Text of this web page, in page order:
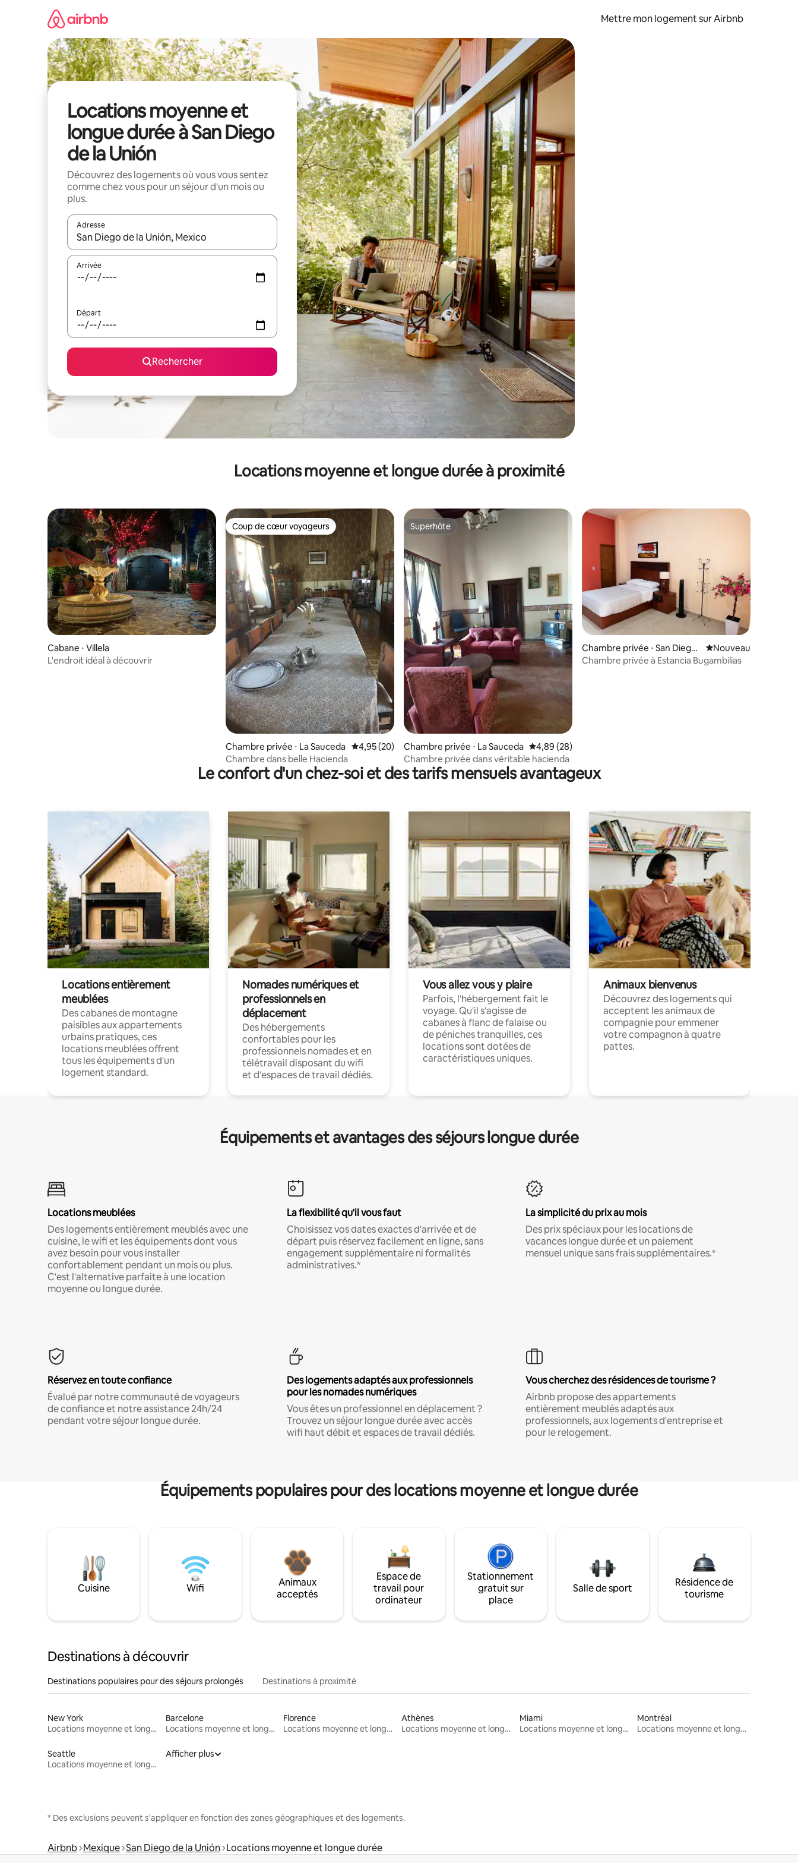
Mettre mon logement sur Airbnb
Locations moyenne et
longue durée à San Diego
de la Unión
Découvrez des logements où vous vous sentez
comme chez vous pour un séjour d'un mois ou
plus.
Adresse
Lorsque les résultats s'affichent, utilisez les flèches vers le haut et vers le bas pour les parcourir ou en appuyant et en faisant glisser.
Arrivée
Départ
Rechercher
Locations moyenne et longue durée à proximité
Cabane ⋅ Villela
L'endroit idéal à découvrir
Coup de cœur voyageurs
Coup de cœur voyageurs
Chambre privée ⋅ La Sauceda Évaluation moyenne sur la base de 20 commentaires : 4,95 sur 5
4,95 (20)
Chambre dans belle Hacienda
Superhôte
Superhôte
Chambre privée ⋅ La Sauceda Évaluation moyenne sur la base de 28 commentaires : 4,89 sur 5
4,89 (28)
Chambre privée dans véritable hacienda
Chambre privée ⋅ San Diego
de la Unión
Nouvel hébergement
Nouveau
Chambre privée à Estancia Bugambilias
Le confort d'un chez-soi et des tarifs mensuels avantageux
Locations entièrement
meublées
Des cabanes de montagne
paisibles aux appartements
urbains pratiques, ces
locations meublées offrent
tous les équipements d'un
logement standard.
Nomades numériques et
professionnels en
déplacement
Des hébergements
confortables pour les
professionnels nomades et en
télétravail disposant du wifi
et d'espaces de travail dédiés.
Vous allez vous y plaire
Parfois, l'hébergement fait le
voyage. Qu'il s'agisse de
cabanes à flanc de falaise ou
de péniches tranquilles, ces
locations sont dotées de
caractéristiques uniques.
Animaux bienvenus
Découvrez des logements qui
acceptent les animaux de
compagnie pour emmener
votre compagnon à quatre
pattes.
Équipements et avantages des séjours longue durée
Locations meublées
Des logements entièrement meublés avec une
cuisine, le wifi et les équipements dont vous
avez besoin pour vous installer
confortablement pendant un mois ou plus.
C'est l'alternative parfaite à une location
moyenne ou longue durée.
La flexibilité qu'il vous faut
Choisissez vos dates exactes d'arrivée et de
départ puis réservez facilement en ligne, sans
engagement supplémentaire ni formalités
administratives.*
La simplicité du prix au mois
Des prix spéciaux pour les locations de
vacances longue durée et un paiement
mensuel unique sans frais supplémentaires.*
Réservez en toute confiance
Évalué par notre communauté de voyageurs
de confiance et notre assistance 24h/24
pendant votre séjour longue durée.
Des logements adaptés aux professionnels
pour les nomades numériques
Vous êtes un professionnel en déplacement ?
Trouvez un séjour longue durée avec accès
wifi haut débit et espaces de travail dédiés.
Vous cherchez des résidences de tourisme ?
Airbnb propose des appartements
entièrement meublés adaptés aux
professionnels, aux logements d'entreprise et
pour le relogement.
Équipements populaires pour des locations moyenne et longue durée
Cuisine Wifi
Animaux
acceptés
Espace de
travail pour
ordinateur
Stationnement
gratuit sur
place
Salle de sport
Résidence de
tourisme
Destinations à découvrir
Destinations populaires pour des séjours prolongés Destinations à proximité
New York
Locations moyenne et longue durée
Barcelone
Locations moyenne et longue durée
Florence
Locations moyenne et longue durée
Athènes
Locations moyenne et longue durée
Miami
Locations moyenne et longue durée
Montréal
Locations moyenne et longue durée
Seattle
Locations moyenne et longue durée
Afficher plus
* Des exclusions peuvent s'appliquer en fonction des zones géographiques et des logements.
Airbnb Mexique San Diego de la Unión Locations moyenne et longue durée